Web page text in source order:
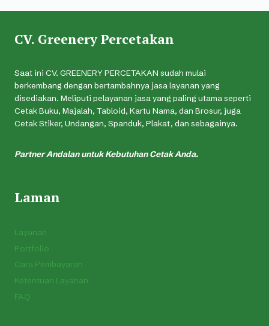
CV. Greenery Percetakan
Saat ini CV. GREENERY PERCETAKAN sudah mulai
berkembang dengan bertambahnya jasa layanan yang
disediakan. Meliputi pelayanan jasa yang paling utama seperti
Cetak Buku, Majalah, Tabloid, Kartu Nama, dan Brosur, juga
Cetak Stiker, Undangan, Spanduk, Plakat, dan sebagainya.
Partner Andalan untuk Kebutuhan Cetak Anda.
Laman
Layanan
Portfolio
Cara Pembayaran
Ketentuan Layanan
FAQ